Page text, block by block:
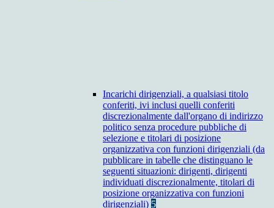
Incarichi dirigenziali, a qualsiasi titolo
conferiti, ivi inclusi quelli conferiti
discrezionalmente dall'organo di indirizzo
politico senza procedure pubbliche di
selezione e titolari di posizione
organizzativa con funzioni dirigenziali (da
pubblicare in tabelle che distinguano le
seguenti situazioni: dirigenti, dirigenti
individuati discrezionalmente, titolari di
posizione organizzativa con funzioni
dirigenziali) 5